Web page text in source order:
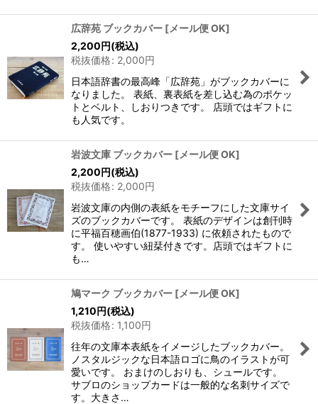
広辞苑 ブックカバー [メール便 OK]
2,200円(税込)
税抜価格: 2,000円
日本語辞書の最高峰「広辞苑」がブックカバーに
なりました。 表紙、裏表紙を差し込む為のポケッ
トとベルト、しおりつきです。 店頭ではギフトに
も人気です。
岩波文庫 ブックカバー [メール便 OK]
2,200円(税込)
税抜価格: 2,000円
岩波文庫の内側の表紙をモチーフにした文庫サイ
ズのブックカバーです。 表紙のデザインは創刊時
に平福百穂画伯(1877-1933) に依頼されたもので
す。 使いやすい紐栞付きです。店頭ではギフトに
も…
鳩マーク ブックカバー [メール便 OK]
1,210円(税込)
税抜価格: 1,100円
往年の文庫本表紙をイメージしたブックカバー。
ノスタルジックな日本語ロゴに鳥のイラストが可
愛いです。 おまけのしおりも、シュールです。
サブロのショップカードは一般的な名刺サイズで
す。大きさ…